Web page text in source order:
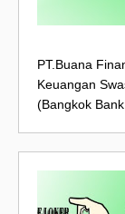
PT.Buana
Keuangan
(Bangkok